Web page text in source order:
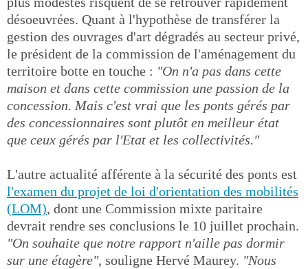
désoeuvrées. Quant à l'hypothèse de transférer la
gestion des ouvrages d'art dégradés au secteur privé,
le président de la commission de l'aménagement du
territoire botte en touche : "On n'a pas dans cette
maison et dans cette commission une passion de la
concession. Mais c'est vrai que les ponts gérés par
des concessionnaires sont plutôt en meilleur état
que ceux gérés par l'Etat et les collectivités."
L'autre actualité afférente à la sécurité des ponts est
l'examen du projet de loi d'orientation des mobilités
(LOM), dont une Commission mixte paritaire
devrait rendre ses conclusions le 10 juillet prochain.
"On souhaite que notre rapport n'aille pas dormir
sur une étagère", souligne Hervé Maurey. "Nous